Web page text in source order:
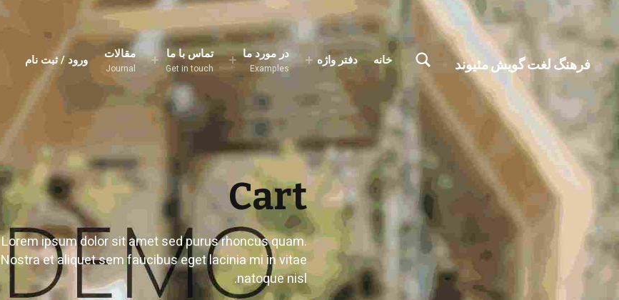
فرهنگ لغت گویش مئیوند
با کمک همه همتباران در حال تکمیل جمع آوری اصطلاحات زبان لری بختیاری، گويش میوند هستیم
تغییر وضعیت جعبه مودال فرم جستجو
خانه دفتر واژه در مورد ما
Examples
تماس با ما
Get in touch
مقالات
Journal
ورود / ثبت نام
Cart
Lorem ipsum dolor sit amet sed purus rhoncus quam.
Nostra et aliquet sem faucibus eget lacinia mi in vitae
natoque nisl.